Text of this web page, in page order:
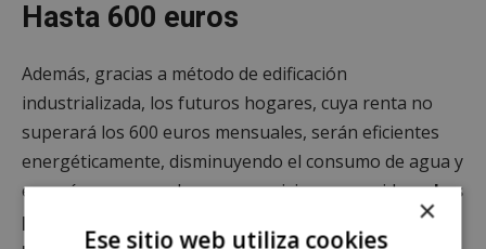
Hasta 600 euros
Además, gracias a método de edificación
industrializada, los futuros hogares, cuya renta no
superará los 600 euros mensuales, serán eficientes
energéticamente, disminuyendo el consumo de agua y
energía y generando menos emisiones y residuos.Los
pisos contarán con uno o dos dormitorios,
×
Ese sitio web utiliza cookies